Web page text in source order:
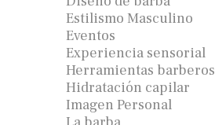
Estilismo Masculino
Eventos
Experiencia sensorial
Herramientas barberos
Hidratación capilar
Imagen Personal